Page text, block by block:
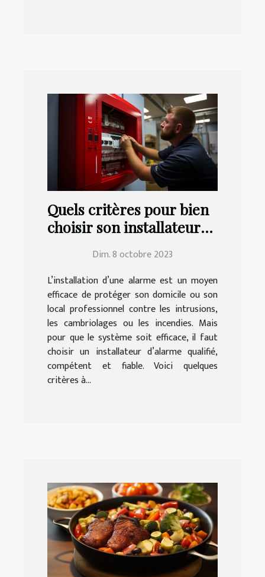
Quels critères pour bien
choisir son installateur
Dim. 8 octobre 2023
L’installation d’une alarme est un moyen
efficace de protéger son domicile ou son
local professionnel contre les intrusions,
les cambriolages ou les incendies. Mais
pour que le système soit efficace, il faut
choisir un installateur d’alarme qualifié,
compétent et fiable. Voici quelques
critères à...